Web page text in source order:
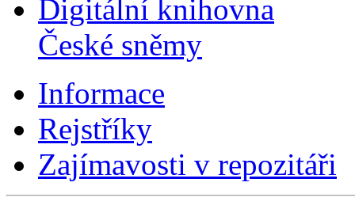
Digitální knihovna
České sněmy
Informace
Rejstříky
Zajímavosti v repozitáři